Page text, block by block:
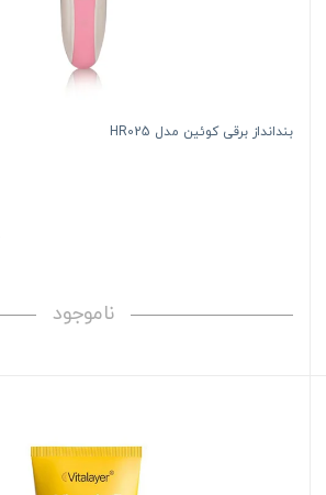
بندانداز برقی کوئین مدل HR025
ناموجود